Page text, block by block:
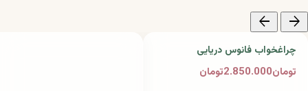
arrow_forward
arrow_back
چراغخواب فانوس دریایی
تومان2.850.000تومان